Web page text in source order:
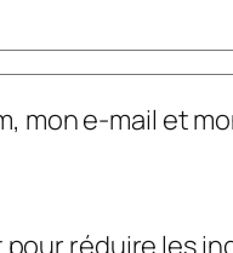
mon e-mail et